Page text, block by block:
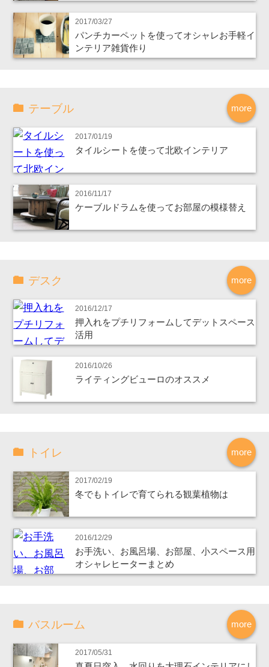
2017/03/27
パンチカーペットを使ってオシャレお手軽イ
ンテリア雑貨作り
more
テーブル
2017/01/19
タイルシートを使って北欧インテリア
2016/11/17
ケーブルドラムを使ってお部屋の模様替え
more
デスク
2016/12/17
押入れをプチリフォームしてデットスペース
活用
2016/10/26
ライティングビューロのオススメ
more
トイレ
2017/02/19
冬でもトイレで育てられる観葉植物は
2016/12/29
お手洗い、お風呂場、お部屋、小スペース用
オシャレヒーターまとめ
more
バスルーム
2017/05/31